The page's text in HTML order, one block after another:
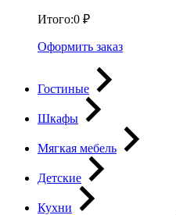
Итого:0 ₽
Оформить заказ
Гостиные
Шкафы
Мягкая мебель
Детские
Кухни